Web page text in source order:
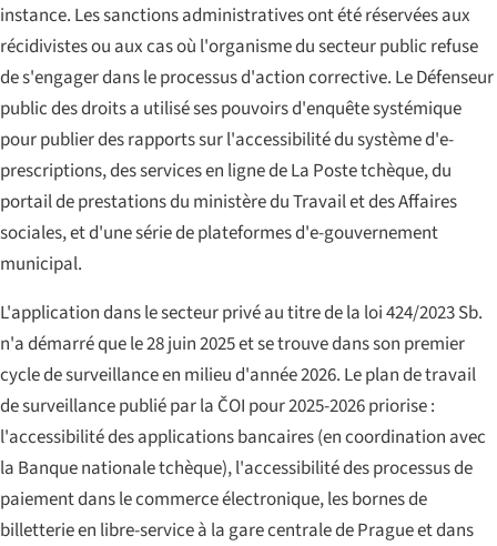
instance. Les sanctions administratives ont été réservées aux
récidivistes ou aux cas où l'organisme du secteur public refuse
de s'engager dans le processus d'action corrective. Le Défenseur
public des droits a utilisé ses pouvoirs d'enquête systémique
pour publier des rapports sur l'accessibilité du système d'e-
prescriptions, des services en ligne de La Poste tchèque, du
portail de prestations du ministère du Travail et des Affaires
sociales, et d'une série de plateformes d'e-gouvernement
municipal.
L'application dans le secteur privé au titre de la loi 424/2023 Sb.
n'a démarré que le 28 juin 2025 et se trouve dans son premier
cycle de surveillance en milieu d'année 2026. Le plan de travail
de surveillance publié par la ČOI pour 2025-2026 priorise :
l'accessibilité des applications bancaires (en coordination avec
la Banque nationale tchèque), l'accessibilité des processus de
paiement dans le commerce électronique, les bornes de
billetterie en libre-service à la gare centrale de Prague et dans